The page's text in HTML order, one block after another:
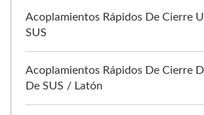
Acoplamientos Rápidos De Cierre
SUS
Acoplamientos Rápidos De Cierre
De SUS / Latón